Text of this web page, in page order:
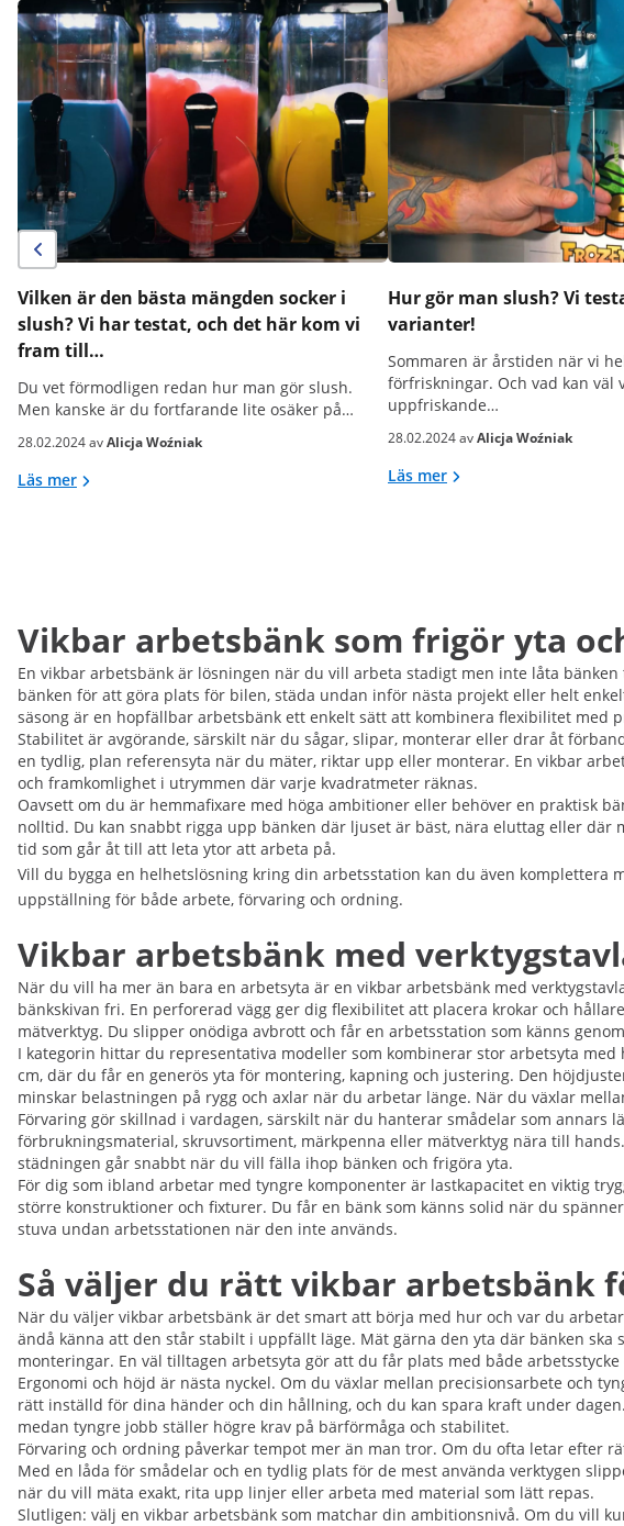
Vilken är den bästa mängden socker i
slush? Vi har testat, och det här kom vi
fram till…
Du vet förmodligen redan hur man gör slush.
Men kanske är du fortfarande lite osäker på…
28.02.2024 avAlicja Woźniak
Läs mer
Hur gör man slush? Vi
varianter!
Sommaren är årstiden när vi
förfriskningar. Och vad kan väl
uppfriskande…
28.02.2024 avAlicja Woźniak
Läs mer
Vikbar arbetsbänk som frigör yta
En vikbar arbetsbänk är lösningen när du vill arbeta stadigt men inte låta
bänken för att göra plats för bilen, städa undan inför nästa projekt eller helt
säsong är en hopfällbar arbetsbänk ett enkelt sätt att kombinera flexibilitet med
Stabilitet är avgörande, särskilt när du sågar, slipar, monterar eller drar åt
en tydlig, plan referensyta när du mäter, riktar upp eller monterar. En vikbar
och framkomlighet i utrymmen där varje kvadratmeter räknas.
Oavsett om du är hemmafixare med höga ambitioner eller behöver en praktisk
nolltid. Du kan snabbt rigga upp bänken där ljuset är bäst, nära eluttag eller
tid som går åt till att leta ytor att arbeta på.
Vill du bygga en helhetslösning kring din arbetsstation kan du även komplettera
uppställning för både arbete, förvaring och ordning.
Vikbar arbetsbänk med
När du vill ha mer än bara en arbetsyta är en vikbar arbetsbänk med
bänkskivan fri. En perforerad vägg ger dig flexibilitet att placera krokar och
mätverktyg. Du slipper onödiga avbrott och får en arbetsstation som känns
I kategorin hittar du representativa modeller som kombinerar stor arbetsyta
cm, där du får en generös yta för montering, kapning och justering. Den
minskar belastningen på rygg och axlar när du arbetar länge. När du växlar
Förvaring gör skillnad i vardagen, särskilt när du hanterar smådelar som
förbrukningsmaterial, skruvsortiment, märkpenna eller mätverktyg nära till
städningen går snabbt när du vill fälla ihop bänken och frigöra yta.
För dig som ibland arbetar med tyngre komponenter är lastkapacitet en viktig
större konstruktioner och fixturer. Du får en bänk som känns solid när du
stuva undan arbetsstationen när den inte används.
Så väljer du rätt vikbar arbetsbänk
När du väljer vikbar arbetsbänk är det smart att börja med hur och var du
ändå känna att den står stabilt i uppfällt läge. Mät gärna den yta där bänken
monteringar. En väl tilltagen arbetsyta gör att du får plats med både
Ergonomi och höjd är nästa nyckel. Om du växlar mellan precisionsarbete och
rätt inställd för dina händer och din hållning, och du kan spara kraft under
medan tyngre jobb ställer högre krav på bärförmåga och stabilitet.
Förvaring och ordning påverkar tempot mer än man tror. Om du ofta letar efter
Med en låda för smådelar och en tydlig plats för de mest använda verktygen
när du vill mäta exakt, rita upp linjer eller arbeta med material som lätt repas.
Slutligen: välj en vikbar arbetsbänk som matchar din ambitionsnivå. Om du vill